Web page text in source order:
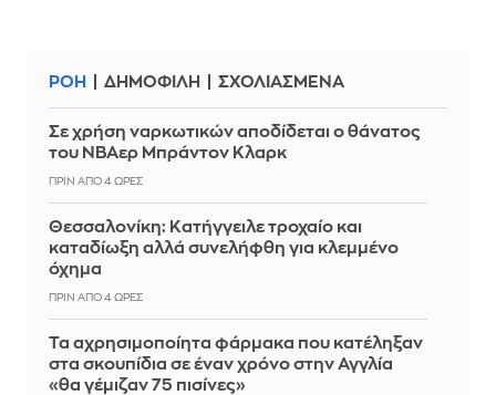
ΡΟΗ ΔΗΜΟΦΙΛΗ ΣΧΟΛΙΑΣΜΕΝΑ
Σε χρήση ναρκωτικών αποδίδεται ο θάνατος
του ΝΒΑερ Μπράντον Κλαρκ
ΠΡΙΝ ΑΠΌ 4 ΏΡΕΣ
Θεσσαλονίκη: Κατήγγειλε τροχαίο και
καταδίωξη αλλά συνελήφθη για κλεμμένο
όχημα
ΠΡΙΝ ΑΠΌ 4 ΏΡΕΣ
Τα αχρησιμοποίητα φάρμακα που κατέληξαν
στα σκουπίδια σε έναν χρόνο στην Αγγλία
«θα γέμιζαν 75 πισίνες»